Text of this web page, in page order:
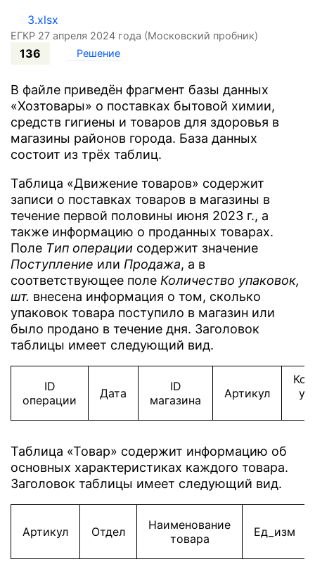
3.xlsx
ЕГКР 27 апреля 2024 года (Московский пробник)
136
В файле приведён фрагмент базы данных
«Хозтовары» о поставках бытовой химии,
средств гигиены и товаров для здоровья в
магазины районов города. База данных
состоит из трёх таблиц.
Таблица «Движение товаров» содержит
записи о поставках товаров в магазины в
течение первой половины июня 2023 г., а
также информацию о проданных товарах.
Поле Tип операции содержит значение
Поступление или Продажа, а в
соответствующее поле Количество упаковок,
шт. внесена информация о том, сколько
упаковок товара поступило в магазин или
было продано в течение дня. Заголовок
таблицы имеет следующий вид.
ID
операции
Дата
ID
магазина
Артикул
Таблица «Товар» содержит информацию об
основных характеристиках каждого товара.
Заголовок таблицы имеет следующий вид.
Артикул Отдел
Наименование
товара
Ед_изм
Решение